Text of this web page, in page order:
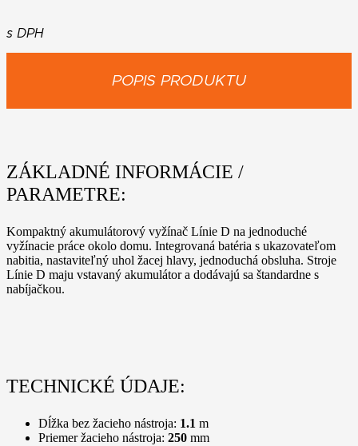
199,00€.99,00€.
s DPH
POPIS PRODUKTU
ZÁKLADNÉ INFORMÁCIE /
PARAMETRE:
Kompaktný akumulátorový vyžínač Línie D na jednoduché
vyžínacie práce okolo domu. Integrovaná batéria s ukazovateľom
nabitia, nastaviteľný uhol žacej hlavy, jednoduchá obsluha. Stroje
Línie D maju vstavaný akumulátor a dodávajú sa štandardne s
nabíjačkou.
TECHNICKÉ ÚDAJE:
Dĺžka bez žacieho nástroja: 1.1 m
Priemer žacieho nástroja: 250 mm